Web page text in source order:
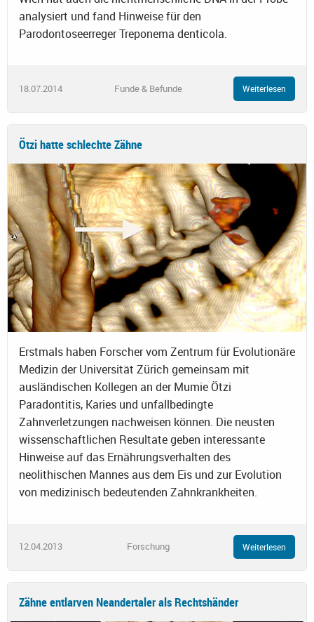
analysiert und fand Hinweise für den
Parodontoseerreger Treponema denticola.
18.07.2014 Funde & Befunde Weiterlesen
Ötzi hatte schlechte Zähne
Erstmals haben Forscher vom Zentrum für Evolutionäre
Medizin der Universität Zürich gemeinsam mit
ausländischen Kollegen an der Mumie Ötzi
Paradontitis, Karies und unfallbedingte
Zahnverletzungen nachweisen können. Die neusten
wissenschaftlichen Resultate geben interessante
Hinweise auf das Ernährungsverhalten des
neolithischen Mannes aus dem Eis und zur Evolution
von medizinisch bedeutenden Zahnkrankheiten.
12.04.2013 Forschung Weiterlesen
Zähne entlarven Neandertaler als Rechtshänder